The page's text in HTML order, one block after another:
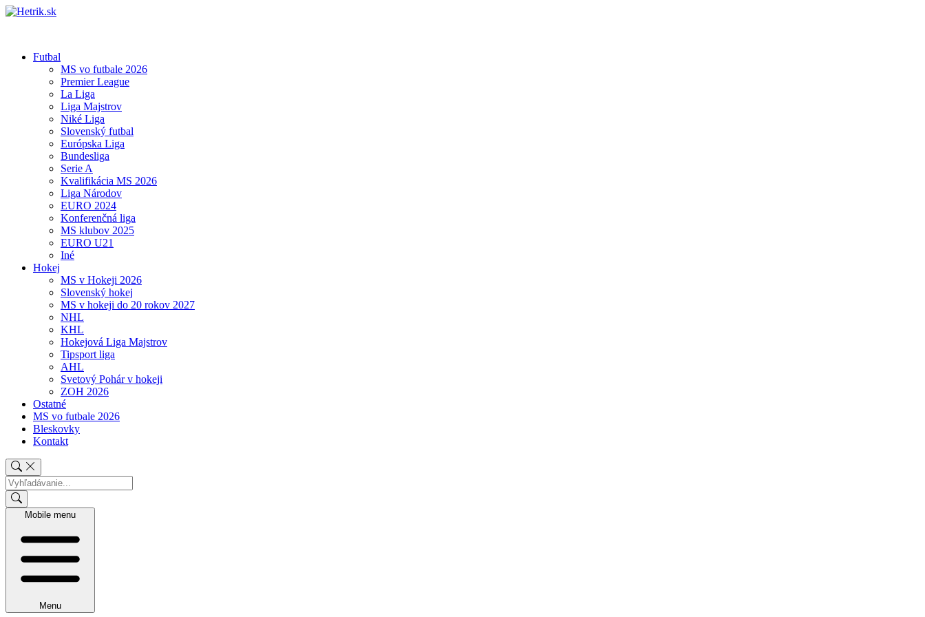
Futbal
MS vo futbale 2026
Premier League
La Liga
Liga Majstrov
Niké Liga
Slovenský futbal
Európska Liga
Bundesliga
Serie A
Kvalifikácia MS 2026
Liga Národov
EURO 2024
Konferenčná liga
MS klubov 2025
EURO U21
Iné
Hokej
MS v Hokeji 2026
Slovenský hokej
MS v hokeji do 20 rokov 2027
NHL
KHL
Hokejová Liga Majstrov
Tipsport liga
AHL
Svetový Pohár v hokeji
ZOH 2026
Ostatné
MS vo futbale 2026
Bleskovky
Kontakt
Mobile menu
Menu